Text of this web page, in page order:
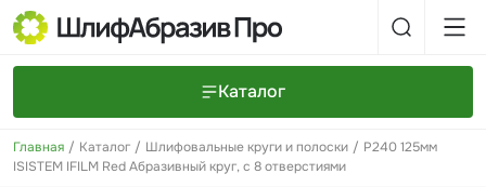
Каталог
О компании
Доставка и оплата
Шлифовальные круги и полоски
Главная Каталог Шлифовальные круги и полоски
P240 125мм
ISISTEM IFILM Red Абразивный круг, с 8 отверстиями